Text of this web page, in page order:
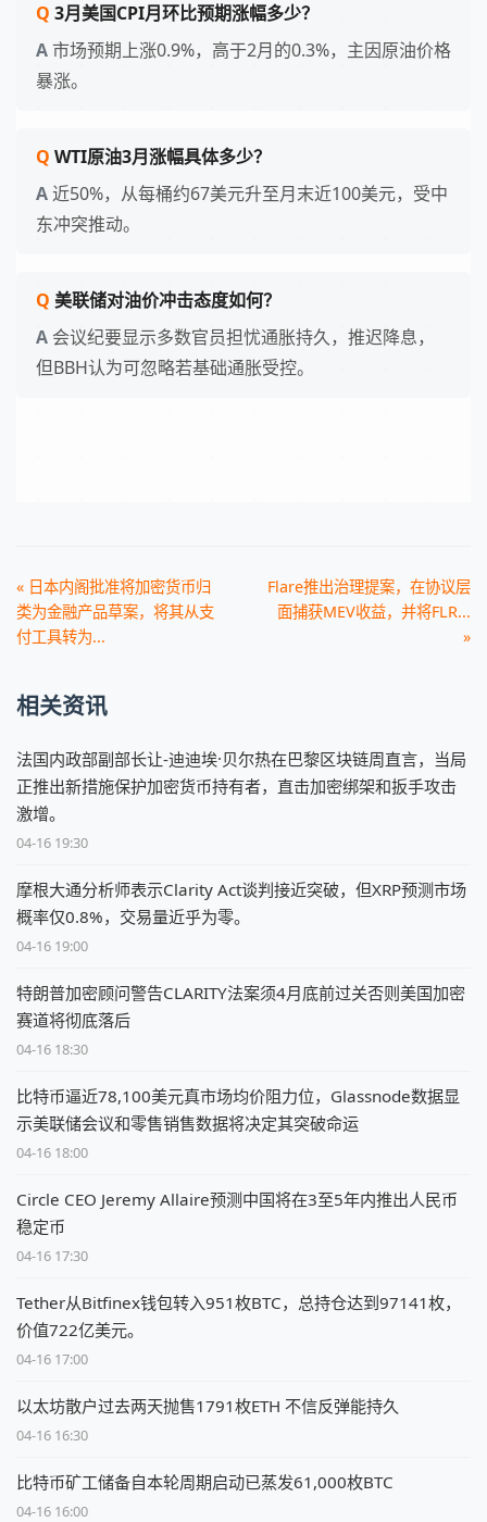
3月美国CPI月环比预期涨幅多少？
市场预期上涨0.9%，高于2月的0.3%，主因原油价格
暴涨。
WTI原油3月涨幅具体多少？
近50%，从每桶约67美元升至月末近100美元，受中
东冲突推动。
美联储对油价冲击态度如何？
会议纪要显示多数官员担忧通胀持久，推迟降息，
但BBH认为可忽略若基础通胀受控。
« 日本内阁批准将加密货币归
类为金融产品草案，将其从支
付工具转为...
Flare推出治理提案，在协议层
面捕获MEV收益，并将FLR...
»
相关资讯
法国内政部副部长让-迪迪埃·贝尔热在巴黎区块链周直言，当局
正推出新措施保护加密货币持有者，直击加密绑架和扳手攻击
激增。
04-16 19:30
摩根大通分析师表示Clarity Act谈判接近突破，但XRP预测市场
概率仅0.8%，交易量近乎为零。
04-16 19:00
特朗普加密顾问警告CLARITY法案须4月底前过关否则美国加密
赛道将彻底落后
04-16 18:30
比特币逼近78,100美元真市场均价阻力位，Glassnode数据显
示美联储会议和零售销售数据将决定其突破命运
04-16 18:00
Circle CEO Jeremy Allaire预测中国将在3至5年内推出人民币
稳定币
04-16 17:30
Tether从Bitfinex钱包转入951枚BTC，总持仓达到97141枚，
价值722亿美元。
04-16 17:00
以太坊散户过去两天抛售1791枚ETH 不信反弹能持久
04-16 16:30
比特币矿工储备自本轮周期启动已蒸发61,000枚BTC
04-16 16:00